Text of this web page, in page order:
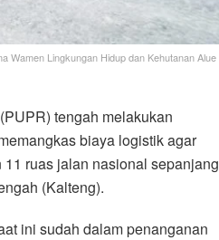
Wamen Lingkungan Hidup dan Kehutanan Alue
tengah melakukan
biaya logistik agar
ruas jalan nasional sepanjang
(Kalteng).
ini sudah dalam penanganan